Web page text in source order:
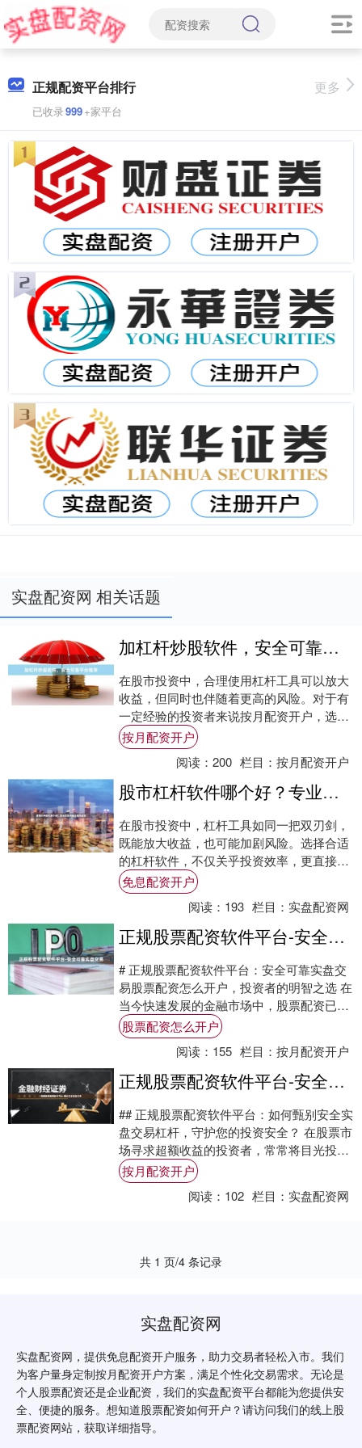
正规配资平台排行
已收录999+家平台
更多
实盘配资网 相关话题
加杠杆炒股软件，安全可靠平台推荐
在股市投资中，合理使用杠杆工具可以放大
收益，但同时也伴随着更高的风险。对于有
一定经验的投资者来说按月配资开户，选择
一款安全可靠的加杠杆炒股软件至关重要。
本文将为....
按月配资开户
阅读：200 栏目：按月配资开户
股市杠杆软件哪个好？专业评测与安全使用指南
在股市投资中，杠杆工具如同一把双刃剑，
既能放大收益，也可能加剧风险。选择合适
的杠杆软件，不仅关乎投资效率，更直接影
响资金安全。本文将为您提供专业评测与安
全使用指....
免息配资开户
阅读： 193 栏目： 实盘配资网
正规股票配资软件平台-安全可靠实盘交易
# 正规股票配资软件平台：安全可靠实盘交
易股票配资怎么开户，投资者的明智之选 在
当今快速发展的金融市场中，股票配资已成
为许多投资者扩大资金规模、提高收益潜力
的重....
股票配资怎么开户
阅读： 155 栏目：按月配资开户
正规股票配资软件平台-安全实盘交易杠杆
## 正规股票配资软件平台：如何甄别安全实
盘交易杠杆，守护您的投资安全？ 在股票市
场寻求超额收益的投资者，常常将目光投向
配资这一杠杆工具。然而，面对网络上“高
杠....
按月配资开户
阅读： 102 栏目： 实盘配资网
共 1 页/4 条记录
实盘配资网
实盘配资网，提供免息配资开户服务，助力交易者轻松入市。我们
为客户量身定制按月配资开户方案，满足个性化交易需求。无论是
个人股票配资还是企业配资，我们的实盘配资平台都能为您提供安
全、便捷的服务。想知道股票配资如何开户？请访问我们的线上股
票配资网站，获取详细指导。